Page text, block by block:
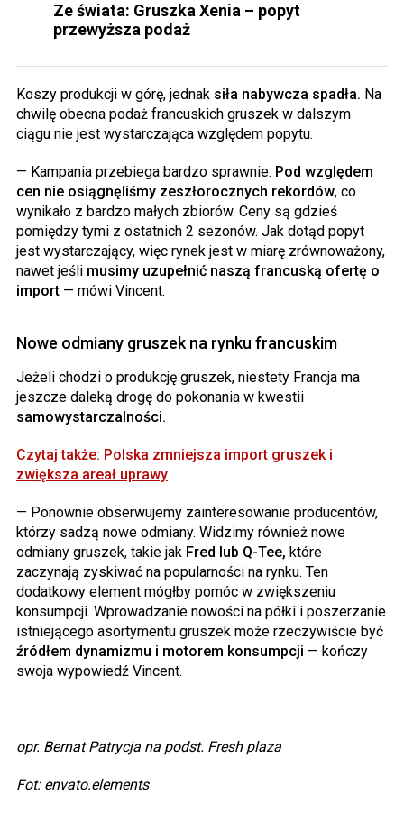
Ze świata: Gruszka Xenia – popyt
przewyższa podaż
Koszy produkcji w górę, jednak siła nabywcza spadła. Na
chwilę obecna podaż francuskich gruszek w dalszym
ciągu nie jest wystarczająca względem popytu.
— Kampania przebiega bardzo sprawnie. Pod względem
cen nie osiągnęliśmy zeszłorocznych rekordów, co
wynikało z bardzo małych zbiorów. Ceny są gdzieś
pomiędzy tymi z ostatnich 2 sezonów. Jak dotąd popyt
jest wystarczający, więc rynek jest w miarę zrównoważony,
nawet jeśli musimy uzupełnić naszą francuską ofertę o
import — mówi Vincent.
Nowe odmiany gruszek na rynku francuskim
Jeżeli chodzi o produkcję gruszek, niestety Francja ma
jeszcze daleką drogę do pokonania w kwestii
samowystarczalności.
Czytaj także: Polska zmniejsza import gruszek i
zwiększa areał uprawy
— Ponownie obserwujemy zainteresowanie producentów,
którzy sadzą nowe odmiany. Widzimy również nowe
odmiany gruszek, takie jak Fred lub Q-Tee, które
zaczynają zyskiwać na popularności na rynku. Ten
dodatkowy element mógłby pomóc w zwiększeniu
konsumpcji. Wprowadzanie nowości na półki i poszerzanie
istniejącego asortymentu gruszek może rzeczywiście być
źródłem dynamizmu i motorem konsumpcji — kończy
swoja wypowiedź Vincent.
opr. Bernat Patrycja na podst. Fresh plaza
Fot: envato.elements